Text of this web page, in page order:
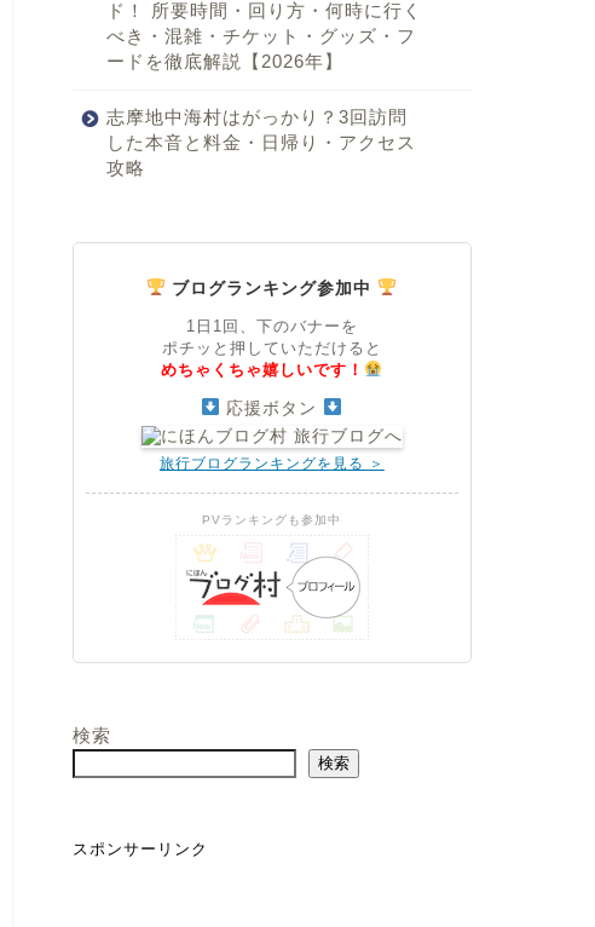
ド！ 所要時間・回り方・何時に行く
べき・混雑・チケット・グッズ・フ
ードを徹底解説【2026年】
志摩地中海村はがっかり？3回訪問
した本音と料金・日帰り・アクセス
攻略
ブログランキング参加中
1日1回、下のバナーを
ポチッと押していただけると
めちゃくちゃ嬉しいです！
応援ボタン
旅行ブログランキングを見る ＞
PVランキングも参加中
検索
検索
スポンサーリンク